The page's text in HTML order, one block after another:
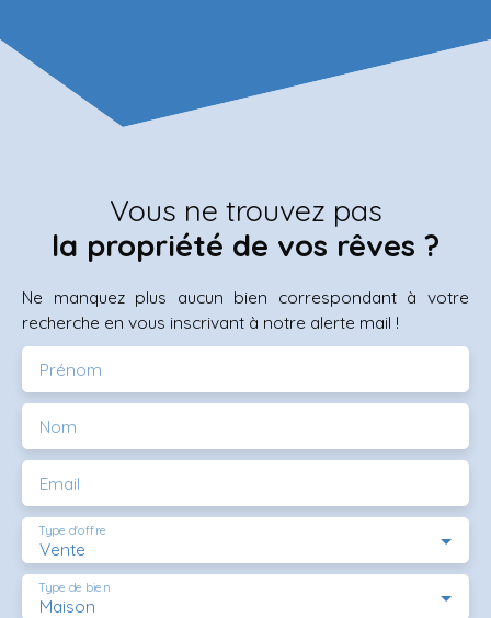
Vous ne trouvez pas
la propriété de vos rêves ?
Ne manquez plus aucun bien correspondant à votre
recherche en vous inscrivant à notre alerte mail !
Prénom
Nom
Email
Vente
Type d'offre
Maison
Type de bien